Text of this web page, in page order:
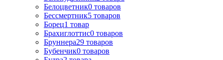
Белоцветник0 товаров
Бессмертник5 товаров
Борец1 товар
Брахиглоттис0 товаров
Бруннера29 товаров
Бубенчик0 товаров